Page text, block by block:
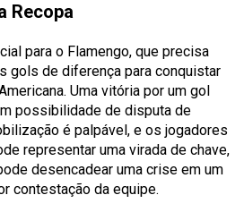
Recopa
para o Flamengo, que precisa
gols de diferença para conquistar
Uma vitória por um gol
possibilidade de disputa de
é palpável, e os jogadores
representar uma virada de chave,
desencadear uma crise em um
contestação da equipe.